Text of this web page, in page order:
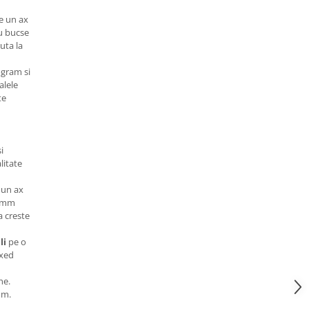
un ax
bucse
la
si
ax
creste
pe o